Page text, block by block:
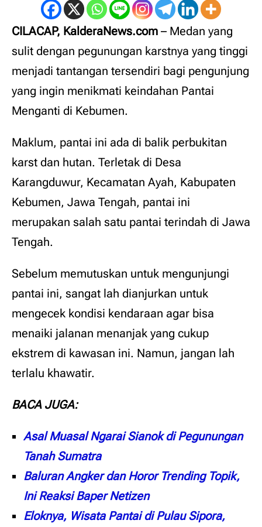
CILACAP, KalderaNews.com – Medan yang
sulit dengan pegunungan karstnya yang tinggi
menjadi tantangan tersendiri bagi pengunjung
yang ingin menikmati keindahan Pantai
Menganti di Kebumen.
Maklum, pantai ini ada di balik perbukitan
karst dan hutan. Terletak di Desa
Karangduwur, Kecamatan Ayah, Kabupaten
Kebumen, Jawa Tengah, pantai ini
merupakan salah satu pantai terindah di Jawa
Tengah.
Sebelum memutuskan untuk mengunjungi
pantai ini, sangat lah dianjurkan untuk
mengecek kondisi kendaraan agar bisa
menaiki jalanan menanjak yang cukup
ekstrem di kawasan ini. Namun, jangan lah
terlalu khawatir.
BACA JUGA:
Asal Muasal Ngarai Sianok di Pegunungan
Tanah Sumatra
Baluran Angker dan Horor Trending Topik,
Ini Reaksi Baper Netizen
Eloknya, Wisata Pantai di Pulau Sipora,